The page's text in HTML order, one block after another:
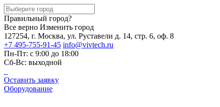
Правильный город?
Все верно Изменить город
127254, г. Москва, ул. Руставели д. 14, стр. 6, оф. 8
+7 495-755-91-45 info@vivtech.ru
Пн-Пт: с 9:00 до 18:00
Сб-Вс: выходной
Оставить заявку
Оборудование